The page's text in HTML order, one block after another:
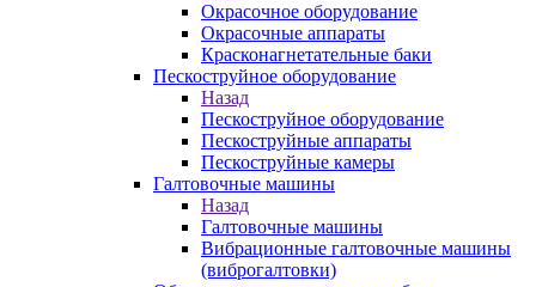
Окрасочное оборудование
Окрасочные аппараты
Красконагнетательные баки
Пескоструйное оборудование
Назад
Пескоструйное оборудование
Пескоструйные аппараты
Пескоструйные камеры
Галтовочные машины
Назад
Галтовочные машины
Вибрационные галтовочные машины
(виброгалтовки)